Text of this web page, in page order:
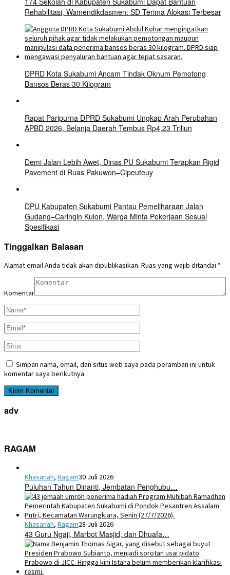
Rehabilitasi, Wamendikdasmen: SD Terima Alokasi Terbesar
DPRD Kota Sukabumi Ancam Tindak Oknum Pemotong
Bansos Beras 30 Kilogram
Rapat Paripurna DPRD Sukabumi Ungkap Arah Perubahan
APBD 2026, Belanja Daerah Tembus Rp4,23 Triliun
Demi Jalan Lebih Awet, Dinas PU Sukabumi Terapkan Rigid
Pavement di Ruas Pakuwon–Cipeuteuy
DPU Kabupaten Sukabumi Pantau Pemeliharaan Jalan
Gudang–Caringin Kulon, Warga Minta Pekerjaan Sesuai
Spesifikasi
Tinggalkan Balasan
Alamat email Anda tidak akan dipublikasikan. Ruas yang wajib ditandai *
Komentar
Simpan nama, email, dan situs web saya pada peramban ini untuk
komentar saya berikutnya.
adv
RAGAM
Khasanah, Ragam30 Juli 2026
Puluhan Tahun Dinanti, Jembatan Penghubu…
Khasanah, Ragam28 Juli 2026
43 Guru Ngaji, Marbot Masjid, dan Dhuafa…